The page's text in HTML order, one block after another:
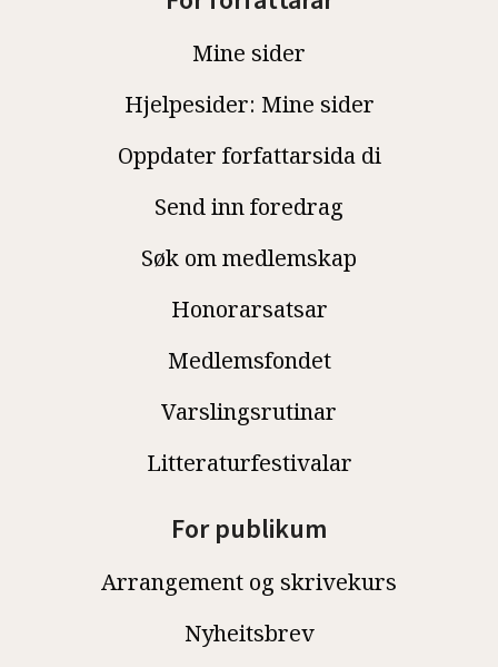
Mine sider
Hjelpesider: Mine sider
Oppdater forfattarsida di
Send inn foredrag
Søk om medlemskap
Honorarsatsar
Medlemsfondet
Varslingsrutinar
Litteraturfestivalar
For publikum
Arrangement og skrivekurs
Nyheitsbrev